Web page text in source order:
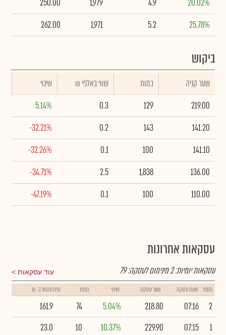
20.02%
4.9
1,979
250.00
25.78%
5.2
1,971
262.00
ביקוש
שער קניה כמות ₪ שווי באלפי
שינוי
219.00
129
0.3
5.14%
141.20
143
0.2
-32.21%
141.10
100
0.1
-32.26%
136.00
1,838
2.5
-34.71%
110.00
100
0.1
-47.19%
עסקאות אחרונות
עוד עסקאות עסקאות יומיות:2מינימום לעסקה:79
מספר שעת עסקה שער עסקה שינוי כמות נפח מסחר ב- ₪
2
07:16
218.80
5.04%
74
161.9
1
07:15
229.90
10.37%
10
23.0